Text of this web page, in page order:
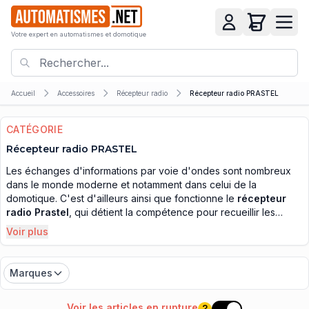
Votre expert en automatismes et domotique
Accueil Accessoires Récepteur radio Récepteur radio PRASTEL
CATÉGORIE
Récepteur radio PRASTEL
Les échanges d'informations par voie d'ondes sont nombreux
dans le monde moderne et notamment dans celui de la
domotique. C'est d'ailleurs ainsi que fonctionne le récepteur
radio Prastel , qui détient la compétence pour recueillir les
radiofréquences de votre émetteur. L'interaction qui se
manifeste entre ces deux pièces est proche des systèmes de
et des signaux. Même si nous ne nous en rendons pas toujours
compte, de plus en plus ces systèmes apparaissent et facilitent
Voir plus
Marques